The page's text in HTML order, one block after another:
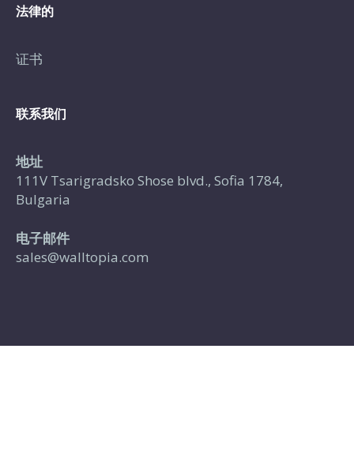
法律的
证书
联系我们
地址
111V Tsarigradsko Shose blvd., Sofia 1784,
Bulgaria
电子邮件
sales@walltopia.com